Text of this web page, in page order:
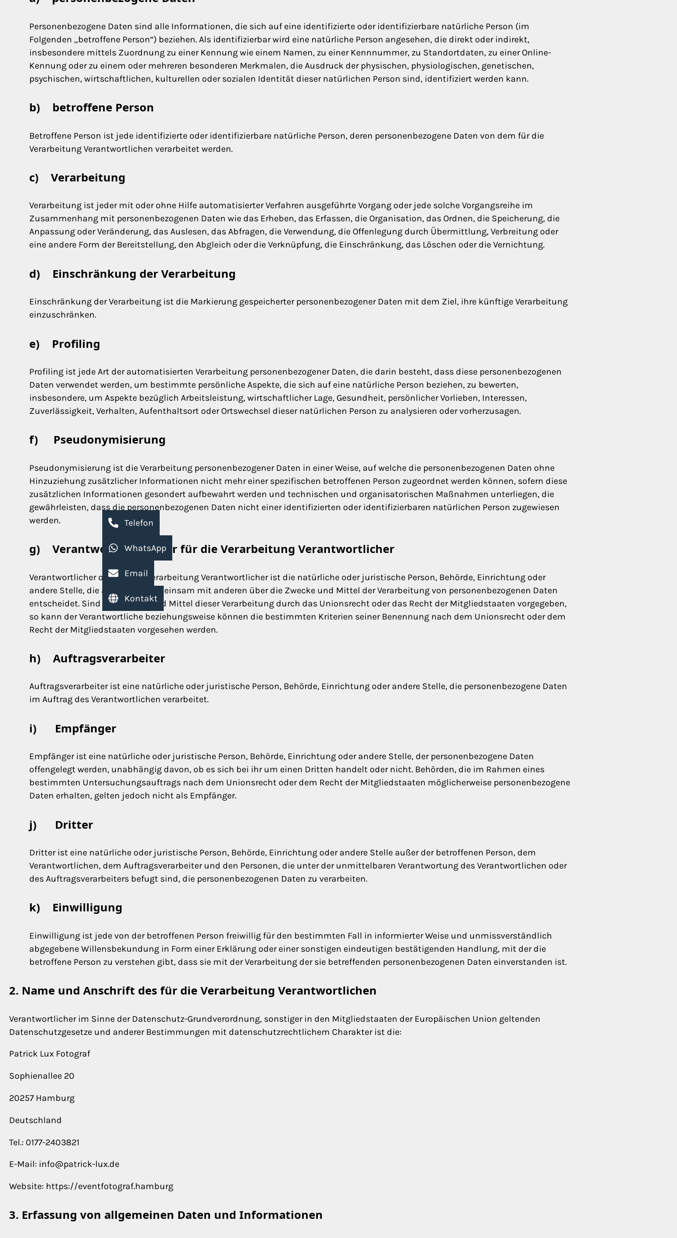
Personenbezogene Daten sind alle Informationen, die sich auf eine identifizierte oder identifizierbare natürliche Person (im
Folgenden „betroffene Person“) beziehen. Als identifizierbar wird eine natürliche Person angesehen, die direkt oder indirekt,
insbesondere mittels Zuordnung zu einer Kennung wie einem Namen, zu einer Kennnummer, zu Standortdaten, zu einer Online-
Kennung oder zu einem oder mehreren besonderen Merkmalen, die Ausdruck der physischen, physiologischen, genetischen,
psychischen, wirtschaftlichen, kulturellen oder sozialen Identität dieser natürlichen Person sind, identifiziert werden kann.
b) betroffene Person
Betroffene Person ist jede identifizierte oder identifizierbare natürliche Person, deren personenbezogene Daten von dem für die
Verarbeitung Verantwortlichen verarbeitet werden.
c) Verarbeitung
Verarbeitung ist jeder mit oder ohne Hilfe automatisierter Verfahren ausgeführte Vorgang oder jede solche Vorgangsreihe im
Zusammenhang mit personenbezogenen Daten wie das Erheben, das Erfassen, die Organisation, das Ordnen, die Speicherung, die
Anpassung oder Veränderung, das Auslesen, das Abfragen, die Verwendung, die Offenlegung durch Übermittlung, Verbreitung oder
eine andere Form der Bereitstellung, den Abgleich oder die Verknüpfung, die Einschränkung, das Löschen oder die Vernichtung.
d) Einschränkung der Verarbeitung
Einschränkung der Verarbeitung ist die Markierung gespeicherter personenbezogener Daten mit dem Ziel, ihre künftige Verarbeitung
einzuschränken.
e) Profiling
Profiling ist jede Art der automatisierten Verarbeitung personenbezogener Daten, die darin besteht, dass diese personenbezogenen
Daten verwendet werden, um bestimmte persönliche Aspekte, die sich auf eine natürliche Person beziehen, zu bewerten,
insbesondere, um Aspekte bezüglich Arbeitsleistung, wirtschaftlicher Lage, Gesundheit, persönlicher Vorlieben, Interessen,
Zuverlässigkeit, Verhalten, Aufenthaltsort oder Ortswechsel dieser natürlichen Person zu analysieren oder vorherzusagen.
f) Pseudonymisierung
Pseudonymisierung ist die Verarbeitung personenbezogener Daten in einer Weise, auf welche die personenbezogenen Daten ohne
Hinzuziehung zusätzlicher Informationen nicht mehr einer spezifischen betroffenen Person zugeordnet werden können, sofern diese
zusätzlichen Informationen gesondert aufbewahrt werden und technischen und organisatorischen Maßnahmen unterliegen, die
gewährleisten, dass die personenbezogenen Daten nicht einer identifizierten oder identifizierbaren natürlichen Person zugewiesen
werden.
g) Verantwortlicher oder für die Verarbeitung Verantwortlicher
Verantwortlicher oder für die Verarbeitung Verantwortlicher ist die natürliche oder juristische Person, Behörde, Einrichtung oder
andere Stelle, die allein oder gemeinsam mit anderen über die Zwecke und Mittel der Verarbeitung von personenbezogenen Daten
entscheidet. Sind die Zwecke und Mittel dieser Verarbeitung durch das Unionsrecht oder das Recht der Mitgliedstaaten vorgegeben,
so kann der Verantwortliche beziehungsweise können die bestimmten Kriterien seiner Benennung nach dem Unionsrecht oder dem
Recht der Mitgliedstaaten vorgesehen werden.
h) Auftragsverarbeiter
Auftragsverarbeiter ist eine natürliche oder juristische Person, Behörde, Einrichtung oder andere Stelle, die personenbezogene Daten
im Auftrag des Verantwortlichen verarbeitet.
i) Empfänger
Empfänger ist eine natürliche oder juristische Person, Behörde, Einrichtung oder andere Stelle, der personenbezogene Daten
offengelegt werden, unabhängig davon, ob es sich bei ihr um einen Dritten handelt oder nicht. Behörden, die im Rahmen eines
bestimmten Untersuchungsauftrags nach dem Unionsrecht oder dem Recht der Mitgliedstaaten möglicherweise personenbezogene
Daten erhalten, gelten jedoch nicht als Empfänger.
j) Dritter
Dritter ist eine natürliche oder juristische Person, Behörde, Einrichtung oder andere Stelle außer der betroffenen Person, dem
Verantwortlichen, dem Auftragsverarbeiter und den Personen, die unter der unmittelbaren Verantwortung des Verantwortlichen oder
des Auftragsverarbeiters befugt sind, die personenbezogenen Daten zu verarbeiten.
k) Einwilligung
Einwilligung ist jede von der betroffenen Person freiwillig für den bestimmten Fall in informierter Weise und unmissverständlich
abgegebene Willensbekundung in Form einer Erklärung oder einer sonstigen eindeutigen bestätigenden Handlung, mit der die
betroffene Person zu verstehen gibt, dass sie mit der Verarbeitung der sie betreffenden personenbezogenen Daten einverstanden ist.
2. Name und Anschrift des für die Verarbeitung Verantwortlichen
Verantwortlicher im Sinne der Datenschutz-Grundverordnung, sonstiger in den Mitgliedstaaten der Europäischen Union geltenden
Datenschutzgesetze und anderer Bestimmungen mit datenschutzrechtlichem Charakter ist die:
Patrick Lux Fotograf
Sophienallee 20
20257 Hamburg
Deutschland
Tel.: 0177-2403821
E-Mail: info@patrick-lux.de
Website: https://eventfotograf.hamburg
3. Erfassung von allgemeinen Daten und Informationen
Telefon
WhatsApp
Email
Kontakt